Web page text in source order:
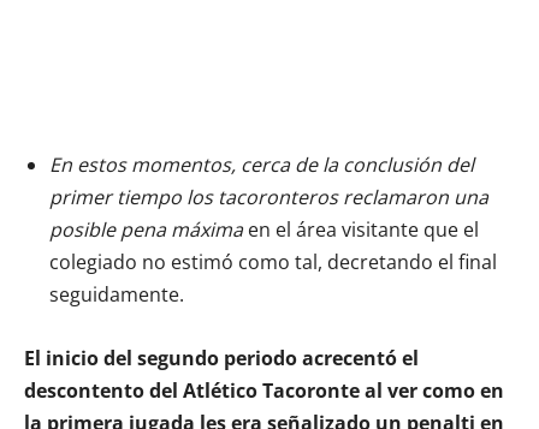
En estos momentos, cerca de la conclusión del
primer tiempo los tacoronteros reclamaron una
posible pena máximaen el área visitante que el
colegiado no estimó como tal, decretando el final
seguidamente.
El inicio del segundo periodo acrecentó el
descontento del Atlético Tacoronte al ver como en
la primera jugada les era señalizado un penalti en